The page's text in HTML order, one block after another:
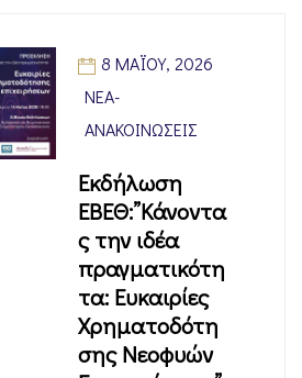
8 ΜΑΪ́ΟΥ, 2026
ΝΈΑ-
ΑΝΑΚΟΙΝΏΣΕΙΣ
Εκδήλωση
ΕΒΕΘ:”Κάνοντα
ς την ιδέα
πραγματικότη
τα: Ευκαιρίες
Χρηματοδότη
σης Νεοφυών